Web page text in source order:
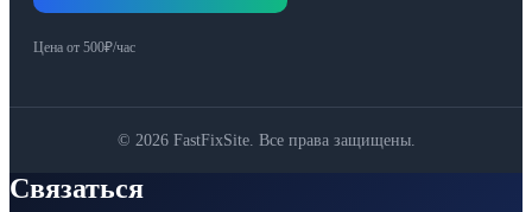
Цена от 500₽/час
© 2026 FastFixSite. Все права защищены.
Связаться